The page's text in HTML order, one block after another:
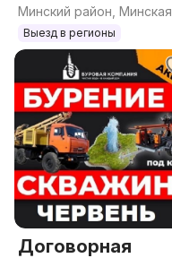
Минский район, Минская
область
Выезд в регионы
Договорная